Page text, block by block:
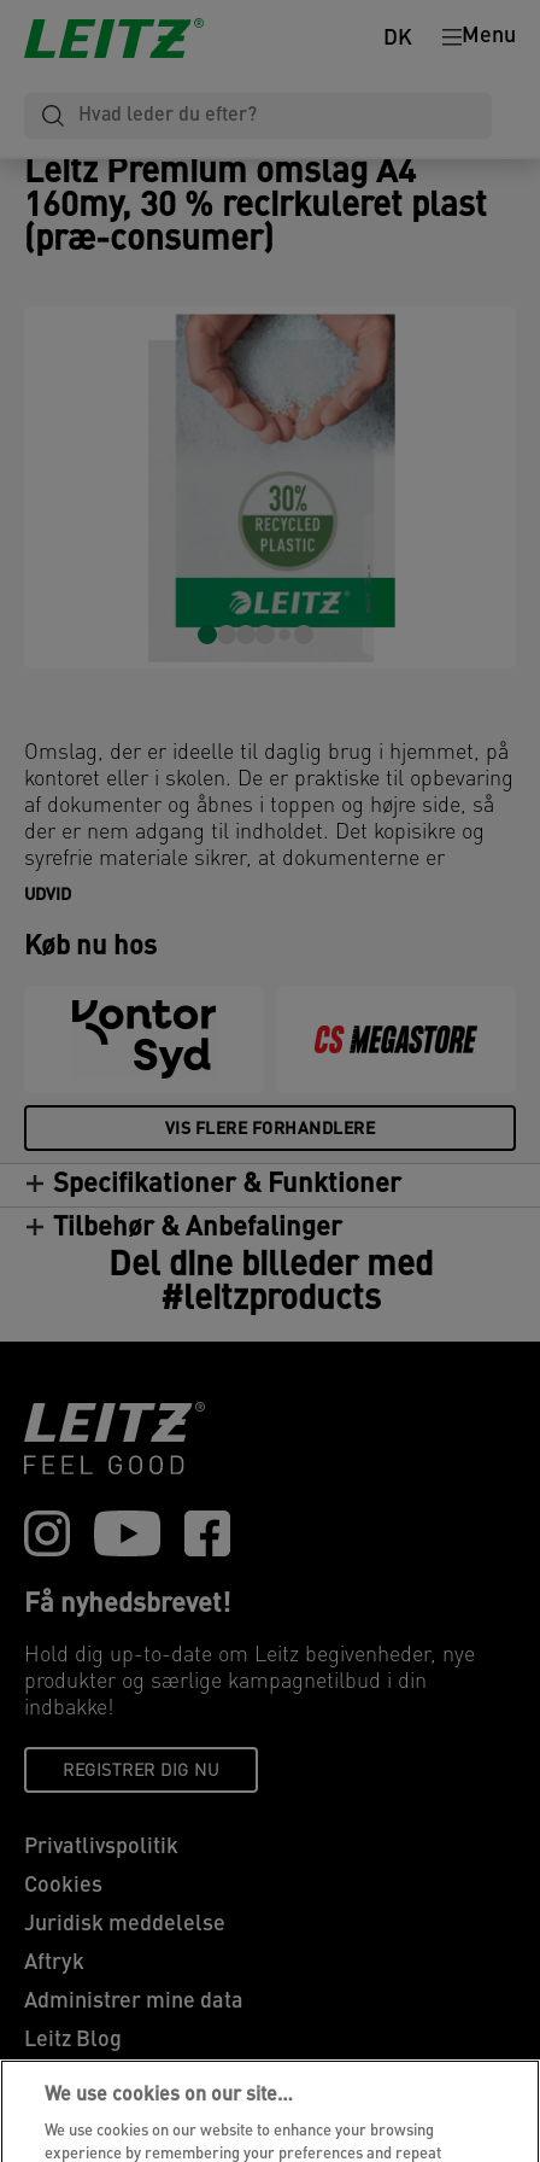
Menu
DK
Leitz Premium omslag A4
160my, 30 % recirkuleret plast
(præ-consumer)
Omslag, der er ideelle til daglig brug i hjemmet, på
kontoret eller i skolen. De er praktiske til opbevaring
af dokumenter og åbnes i toppen og højre side, så
der er nem adgang til indholdet. Det kopisikre og
syrefrie materiale sikrer, at dokumenterne er
beskyttet. Fremstillet af PP-plast (polypropylen)
recirkulerbar.
UDVID
Køb nu hos
VIS FLERE FORHANDLERE
Specifikationer & Funktioner
Tilbehør & Anbefalinger
Del dine billeder med
#leitzproducts
Få nyhedsbrevet!
Hold dig up-to-date om Leitz begivenheder, nye
produkter og særlige kampagnetilbud i din
indbakke!
REGISTRER DIG NU
Privatlivspolitik
Cookies
Juridisk meddelelse
Aftryk
Administrer mine data
Leitz Blog
Karrierer
Leitz EasyPrint
Kundesupport
We use cookies on our site…
We use cookies on our website to enhance your browsing
experience by remembering your preferences and repeat